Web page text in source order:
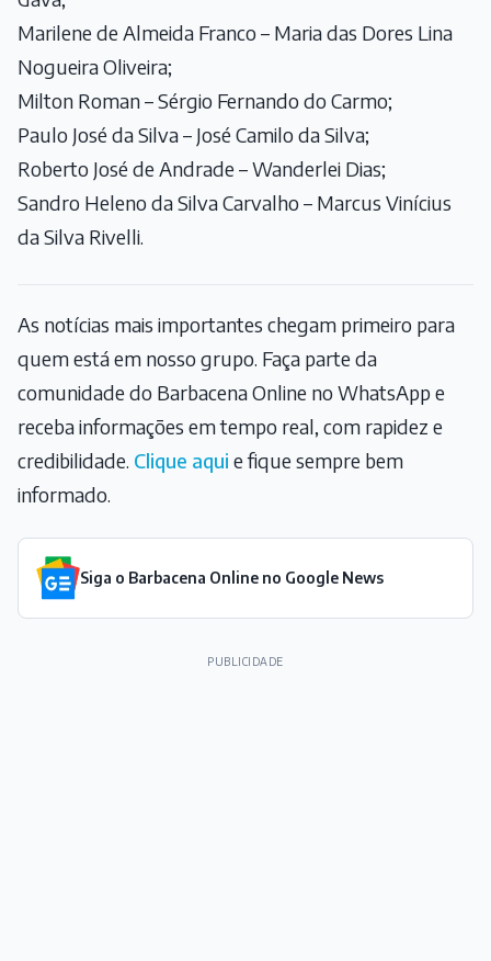
Marilene de Almeida Franco – Maria das Dores Lina
Nogueira Oliveira;
Milton Roman – Sérgio Fernando do Carmo;
Paulo José da Silva – José Camilo da Silva;
Roberto José de Andrade – Wanderlei Dias;
Sandro Heleno da Silva Carvalho – Marcus Vinícius
da Silva Rivelli.
As notícias mais importantes chegam primeiro para
quem está em nosso grupo. Faça parte da
comunidade do Barbacena Online no WhatsApp e
receba informações em tempo real, com rapidez e
credibilidade. Clique aqui e fique sempre bem
informado.
Siga o Barbacena Online no Google News
PUBLICIDADE